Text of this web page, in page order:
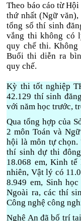
Theo báo cáo từ
thứ nhất (Ngữ
tổng số thí sinh
vắng thi không có
quy chế thi. Không
Buổi thi diễn ra
quy chế.
Kỳ thi tốt nghiệp
42.129 thí sinh
với năm học trước,
Qua tổng hợp của
2 môn Toán và
hội là môn tự chọn.
thí sinh dự thi
18.068 em, Kinh
nhiên, Vật lý có
8.949 em, Sinh
Ngoài ra, các thí
Công nghệ công
Nghệ An đã bố trí